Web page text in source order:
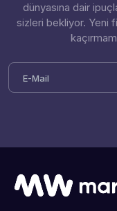
dünyasına dair
sizleri bekliyor. Yeni